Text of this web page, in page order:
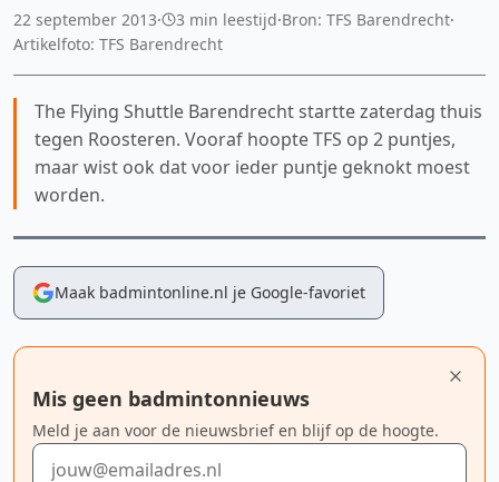
22 september 2013· 3 min leestijd·Bron: TFS Barendrecht·
Artikelfoto: TFS Barendrecht
The Flying Shuttle Barendrecht startte zaterdag thuis
tegen Roosteren. Vooraf hoopte TFS op 2 puntjes,
maar wist ook dat voor ieder puntje geknokt moest
worden.
Maak badmintonline.nl je Google-favoriet
Mis geen badmintonnieuws
Meld je aan voor de nieuwsbrief en blijf op de hoogte.
E-mailadres